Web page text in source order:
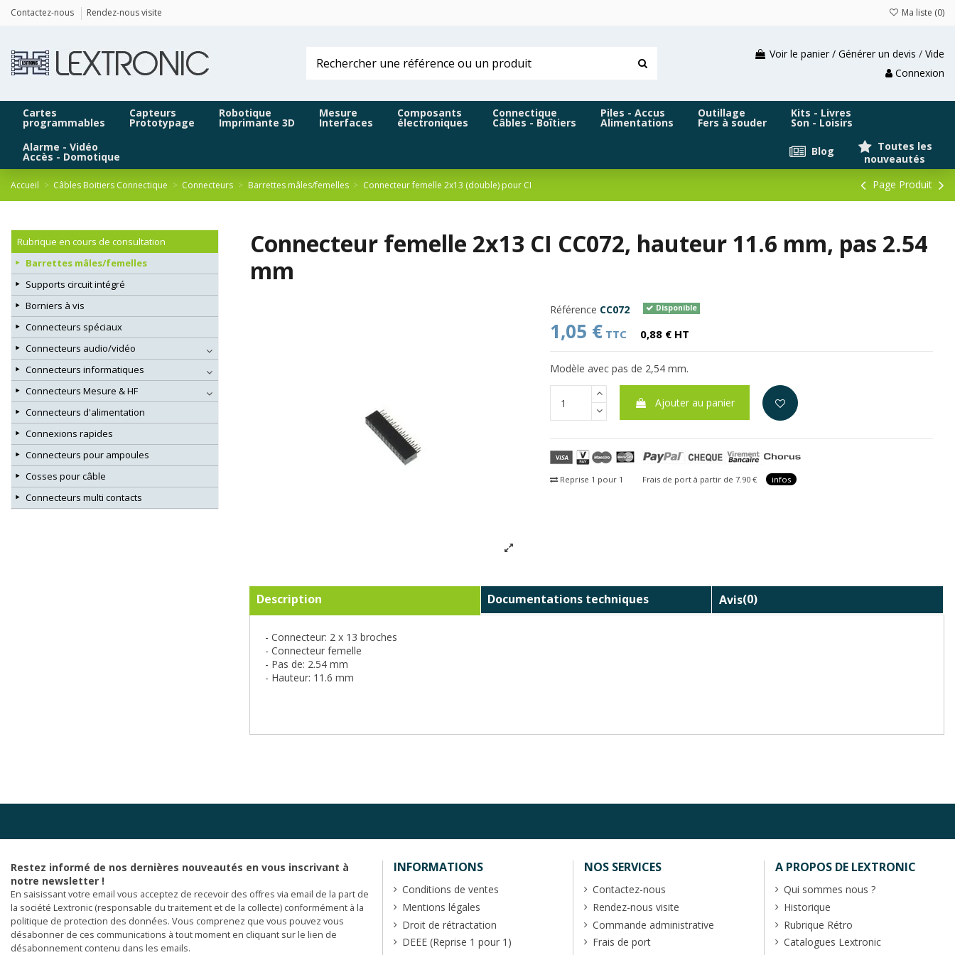
Contactez-nous Rendez-nous visite Ma liste (0)
Voir le panier / Générer un devis / Vide
Connexion
Cartes
programmables
Capteurs
Prototypage
Robotique
Imprimante 3D
Mesure
Interfaces
Composants
électroniques
Connectique
Câbles - Boîtiers
Piles - Accus
Alimentations
Outillage
Fers à souder
Kits - Livres
Son - Loisirs
Alarme - Vidéo
Accès - Domotique
Toutes les
nouveautés
Blog
Accueil Câbles Boitiers Connectique Connecteurs Barrettes mâles/femelles Connecteur femelle 2x13 (double) pour CI Page Produit
Connecteur femelle 2x13 CI CC072, hauteur 11.6 mm, pas 2.54
mm
Référence CC072 Disponible
1,05 € TTC 0,88 € HT
Modèle avec pas de 2,54 mm.
Ajouter au panier
Reprise 1 pour 1 Frais de port à partir de 7.90 € infos
Description Documentations techniques Avis(0)
- Connecteur: 2 x 13 broches
- Connecteur femelle
- Pas de: 2.54 mm
- Hauteur: 11.6 mm
Rubrique en cours de consultation
Barrettes mâles/femelles
Supports circuit intégré
Borniers à vis
Connecteurs spéciaux
Connecteurs audio/vidéo
Connecteurs informatiques
Connecteurs Mesure & HF
Connecteurs d'alimentation
Connexions rapides
Connecteurs pour ampoules
Cosses pour câble
Connecteurs multi contacts
Restez informé de nos dernières nouveautés en vous inscrivant à
notre newsletter !
En saisissant votre email vous acceptez de recevoir des offres via email de la part de
la société Lextronic (responsable du traitement et de la collecte) conformément à la
politique de protection des données. Vous comprenez que vous pouvez vous
désabonner de ces communications à tout moment en cliquant sur le lien de
désabonnement contenu dans les emails.
INFORMATIONS
Conditions de ventes
Mentions légales
Droit de rétractation
DEEE (Reprise 1 pour 1)
NOS SERVICES
Contactez-nous
Rendez-nous visite
Commande administrative
Frais de port
A PROPOS DE LEXTRONIC
Qui sommes nous ?
Historique
Rubrique Rétro
Catalogues Lextronic
Panneau de gestion des cookies